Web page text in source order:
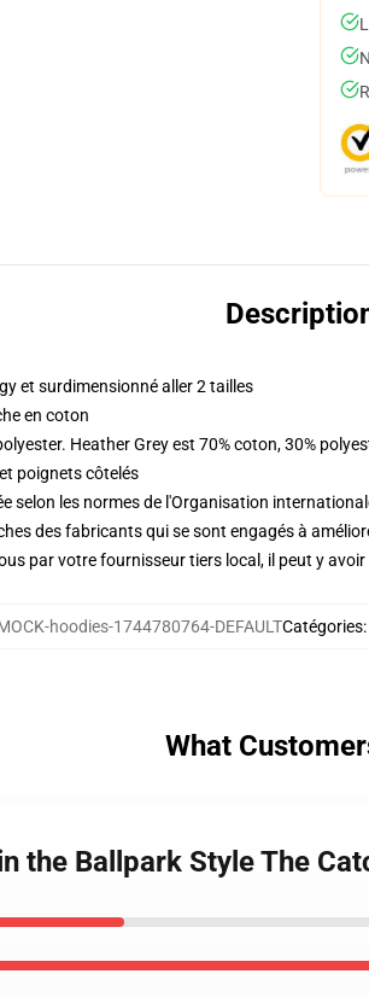
et surdimensionné aller 2 tailles
en coton
Heather Grey est 70% coton, 30%
poignets côtelés
selon les normes de l'Organisation
des fabricants qui se sont engagés à
par votre fournisseur tiers local, il peut y
hoodies-1744780764-DEFAULTCatégories:
What
the Ballpark Style The